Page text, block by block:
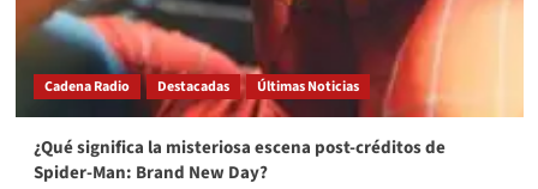
Cadena Radio Destacadas Últimas Noticias
¿Qué significa la misteriosa escena post-créditos de
Spider-Man: Brand New Day?